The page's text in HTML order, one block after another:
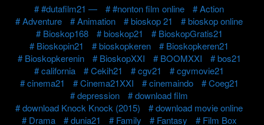
#dutafilm21 —
#nonton film online
Action
Adventure
Animation bioskop 21
bioskop online
Bioskop168
bioskop21
BioskopGratis21
Bioskopin21
bioskopkeren
Bioskopkeren21
Bioskopkerenin
BioskopXXI BOOMXXI
bos21
california
Cekih21 cgv21
cgvmovie21
cinema21
Cinema21XXI cinemaindo
Coeg21
depression
download film
download Knock Knock (2015)
download movie online
Drama
dunia21 Family Fantasy
Film Box